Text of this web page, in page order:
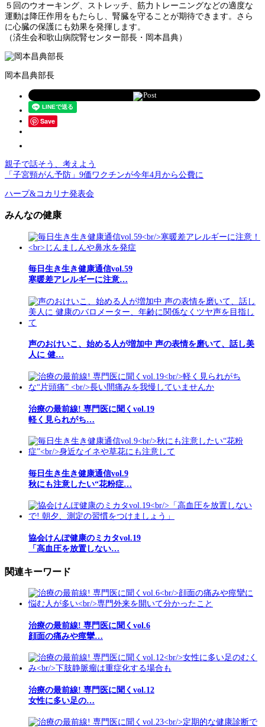
５回のウオーキング、ストレッチ、筋力トレーニングなどの適度な
運動は降圧作用をもたらし、腎臓を守ることが期待できます。さら
に心臓の保護にも効果を発揮します。
（済生会和歌山病院腎センター部長・岡本昌典）
岡本昌典部長
Post
Save
親子で話そう、考えよう
「子宮頸がん予防」9価ワクチンが今年4月から公費に
ハープ&コカリナ発表会
みんなの健康
毎日生き生き健康通信vol.59
寒暖差アレルギーに注意…
声のおけいこ、始める人が増加中 声の表情を磨いて、話し美
人に 健…
治療の最前線! 専門医に聞くvol.19
軽く見られがち…
毎日生き生き健康通信vol.9
秋にも注意したい“花粉症…
協会けんぽ健康のミカタvol.19
「高血圧を放置しない…
関連キーワード
治療の最前線! 専門医に聞くvol.6
顔面の痛みや痙攣…
治療の最前線! 専門医に聞くvol.12
女性に多い足の…